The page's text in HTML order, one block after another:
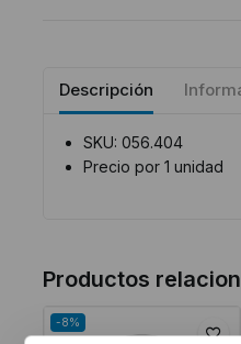
Descripción
SKU: 056.404
Precio por 1 unidad
Productos
-8%